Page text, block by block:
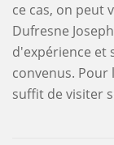
ce cas, on peut
Dufresne
d'expérience et
convenus.
suffit de visiter